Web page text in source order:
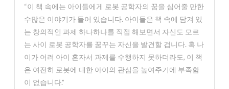
“이 책 속에는 아이들에게 로봇 공학자의 꿈을 심어줄 만한
수많은 이야기가 들어 있습니다. 아이들은 책 속에 담겨 있
는 창의적인 과제 하나하나를 직접 해보면서 자신도 모르
는 사이 로봇 공학자를 꿈꾸는 자신을 발견할 겁니다. 혹 나
이가 어려 아이 혼자서 과제를 수행하지 못하더라도, 이 책
은 여전히 로봇에 대한 아이의 관심을 높여주기에 부족함
이 없습니다.”